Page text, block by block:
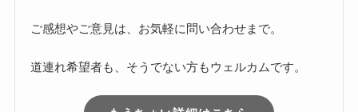
ご感想やご意見は、お気軽に問い合わせまで。
道連れ希望者も、そうでない方もウェルカムです。